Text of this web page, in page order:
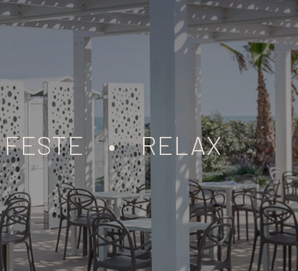
FESTE • RELAX